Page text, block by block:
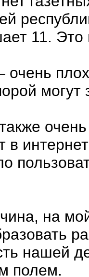
11. Это
очень
в
на
нашей
полем.